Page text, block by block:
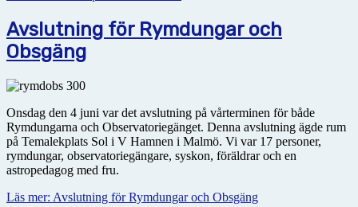
Avslutning för Rymdungar och
Obsgäng
Onsdag den 4 juni var det avslutning på vårterminen för både
Rymdungarna och Observatoriegänget. Denna avslutning ägde rum
på Temalekplats Sol i V Hamnen i Malmö. Vi var 17 personer,
rymdungar, observatoriegängare, syskon, föräldrar och en
astropedagog med fru.
Läs mer: Avslutning för Rymdungar och Obsgäng